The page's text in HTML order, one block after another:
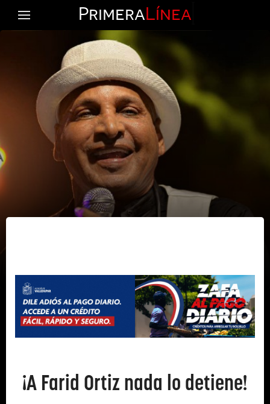
PrimeraLínea
¡A Farid Ortiz nada lo detiene!